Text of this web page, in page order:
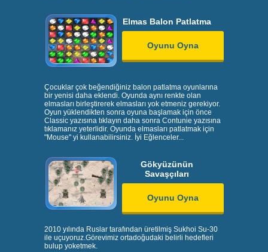
Elmas Balon Patlatma
Oyunu Oyna
Çocuklar çok beğendiğiniz balon patlatma oyunlarına
bir yenisi daha eklendi. Oyunda aynı renkte olan
elmasları birleştirerek elmasları yok etmeniz gerekiyor.
Oyun yüklendikten sonra oyuna başlamak için önce
Classic yazısına tıklayın daha sonra Contunie yazısına
tıklamanız yeterlidir. Oyunda elmasları patlatmak için
"Mouse" yi kullanabilirsiniz. İyi Eğlenceler...
Gökyüzünün
Savaşçıları
Oyunu Oyna
2010 yılında Ruslar tarafından üretilmiş Sukhoi Su-30
ile uçuyoruz.Görevimiz ortadoğudaki belirli hedefleri
bulup yoketmek.